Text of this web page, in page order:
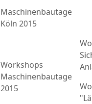
Maschinenbautage
Köln 2015
Workshops
Maschinenbautage
2015